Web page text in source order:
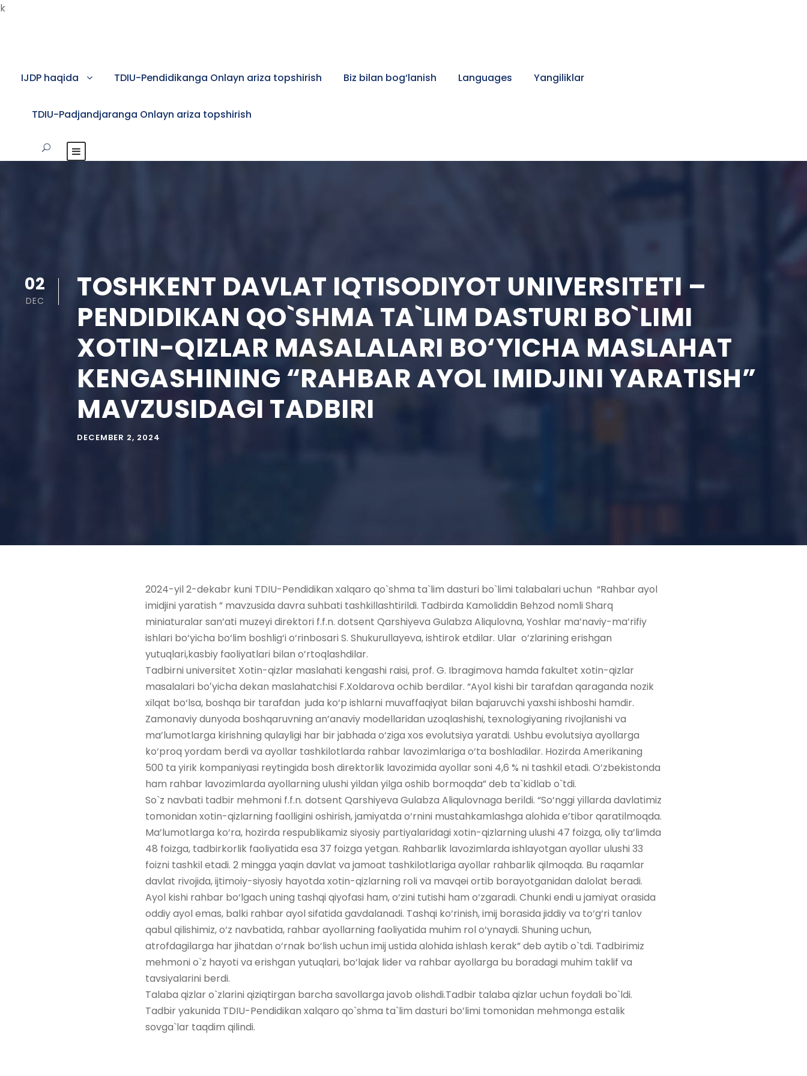
k
IJDP haqida TDIU-Pendidikanga Onlayn ariza topshirish Biz bilan bog‘lanish Languages Yangiliklar
TDIU-Padjandjaranga Onlayn ariza topshirish
02
DEC
TOSHKENT DAVLAT IQTISODIYOT UNIVERSITETI –
PENDIDIKAN QO`SHMA TA`LIM DASTURI BO`LIMI
XOTIN-QIZLAR MASALALARI BO‘YICHA MASLAHAT
KENGASHINING “RAHBAR AYOL IMIDJINI YARATISH”
MAVZUSIDAGI TADBIRI
DECEMBER 2, 2024
2024-yil 2-dekabr kuni TDIU-Pendidikan xalqaro qo`shma ta`lim dasturi bo`limi talabalari uchun “Rahbar ayol
imidjini yaratish ” mavzusida davra suhbati tashkillashtirildi. Tadbirda Kamoliddin Behzod nomli Sharq
miniaturalar san’ati muzeyi direktori f.f.n. dotsent Qarshiyeva Gulabza Aliqulovna, Yoshlar ma’naviy-ma’rifiy
ishlari bo‘yicha bo‘lim boshlig‘i o‘rinbosari S. Shukurullayeva, ishtirok etdilar. Ular o’zlarining erishgan
yutuqlari,kasbiy faoliyatlari bilan o’rtoqlashdilar.
Tadbirni universitet Xotin-qizlar maslahati kengashi raisi, prof. G. Ibragimova hamda fakultet xotin-qizlar
masalalari boʼyicha dekan maslahatchisi F.Xoldarova ochib berdilar. “Ayol kishi bir tarafdan qaraganda nozik
xilqat bo‘lsa, boshqa bir tarafdan juda ko‘p ishlarni muvaffaqiyat bilan bajaruvchi yaxshi ishboshi hamdir.
Zamonaviy dunyoda boshqaruvning an’anaviy modellaridan uzoqlashishi, texnologiyaning rivojlanishi va
ma’lumotlarga kirishning qulayligi har bir jabhada o‘ziga xos evolutsiya yaratdi. Ushbu evolutsiya ayollarga
ko‘proq yordam berdi va ayollar tashkilotlarda rahbar lavozimlariga o‘ta boshladilar. Hozirda Amerikaning
500 ta yirik kompaniyasi reytingida bosh direktorlik lavozimida ayollar soni 4,6 % ni tashkil etadi. O’zbekistonda
ham rahbar lavozimlarda ayollarning ulushi yildan yilga oshib bormoqda” deb ta`kidlab o`tdi.
So`z navbati tadbir mehmoni f.f.n. dotsent Qarshiyeva Gulabza Aliqulovnaga berildi. “So‘nggi yillarda davlatimiz
tomonidan xotin-qizlarning faolligini oshirish, jamiyatda o‘rnini mustahkamlashga alohida e’tibor qaratilmoqda.
Ma’lumotlarga ko‘ra, hozirda respublikamiz siyosiy partiyalaridagi xotin-qizlarning ulushi 47 foizga, oliy ta’limda
48 foizga, tadbirkorlik faoliyatida esa 37 foizga yetgan. Rahbarlik lavozimlarda ishlayotgan ayollar ulushi 33
foizni tashkil etadi. 2 mingga yaqin davlat va jamoat tashkilotlariga ayollar rahbarlik qilmoqda. Bu raqamlar
davlat rivojida, ijtimoiy-siyosiy hayotda xotin-qizlarning roli va mavqei ortib borayotganidan dalolat beradi.
Ayol kishi rahbar bo‘lgach uning tashqi qiyofasi ham, o‘zini tutishi ham o‘zgaradi. Chunki endi u jamiyat orasida
oddiy ayol emas, balki rahbar ayol sifatida gavdalanadi. Tashqi ko‘rinish, imij borasida jiddiy va to‘g‘ri tanlov
qabul qilishimiz, o‘z navbatida, rahbar ayollarning faoliyatida muhim rol o‘ynaydi. Shuning uchun,
atrofdagilarga har jihatdan o‘rnak bo‘lish uchun imij ustida alohida ishlash kerak” deb aytib o`tdi. Tadbirimiz
mehmoni o`z hayoti va erishgan yutuqlari, bo‘lajak lider va rahbar ayollarga bu boradagi muhim taklif va
tavsiyalarini berdi.
Talaba qizlar o`zlarini qiziqtirgan barcha savollarga javob olishdi.Tadbir talaba qizlar uchun foydali bo`ldi.
Tadbir yakunida TDIU-Pendidikan xalqaro qo`shma ta`lim dasturi bo’limi tomonidan mehmonga estalik
sovga`lar taqdim qilindi.